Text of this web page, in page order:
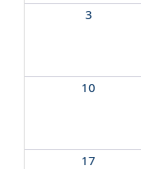
3
10
17